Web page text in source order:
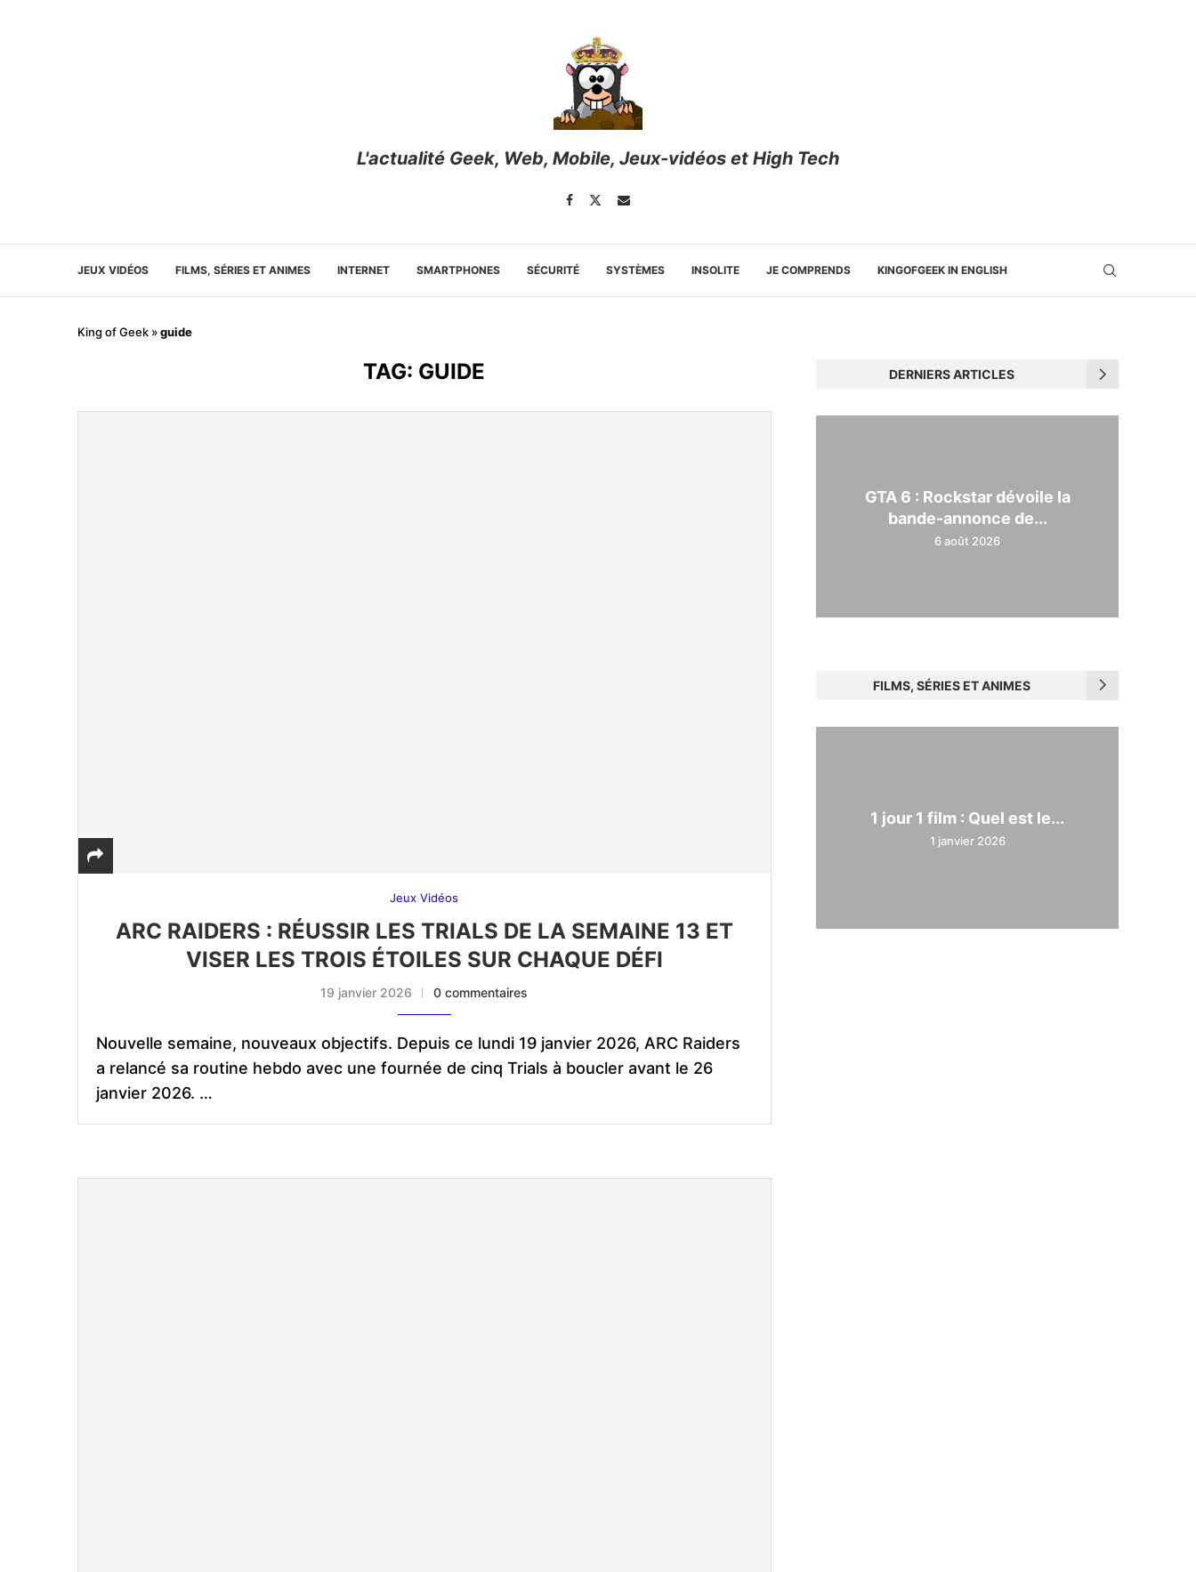
L'actualité Geek, Web, Mobile, Jeux-vidéos et High Tech
JEUX VIDÉOS FILMS, SÉRIES ET ANIMES INTERNET SMARTPHONES SÉCURITÉ SYSTÈMES INSOLITE JE COMPRENDS KINGOFGEEK IN ENGLISH
King of Geek »guide
TAG: GUIDE
Jeux Vidéos
ARC RAIDERS : RÉUSSIR LES TRIALS DE LA SEMAINE 13 ET
VISER LES TROIS ÉTOILES SUR CHAQUE DÉFI
19 janvier 2026 0 commentaires
Nouvelle semaine, nouveaux objectifs. Depuis ce lundi 19 janvier 2026, ARC Raiders
a relancé sa routine hebdo avec une fournée de cinq Trials à boucler avant le 26
janvier 2026. …
DERNIERS ARTICLES
GTA 6 : Rockstar dévoile la
bande-annonce de...
6 août 2026
FILMS, SÉRIES ET ANIMES
1 jour 1 film : Quel est le...
1 janvier 2026